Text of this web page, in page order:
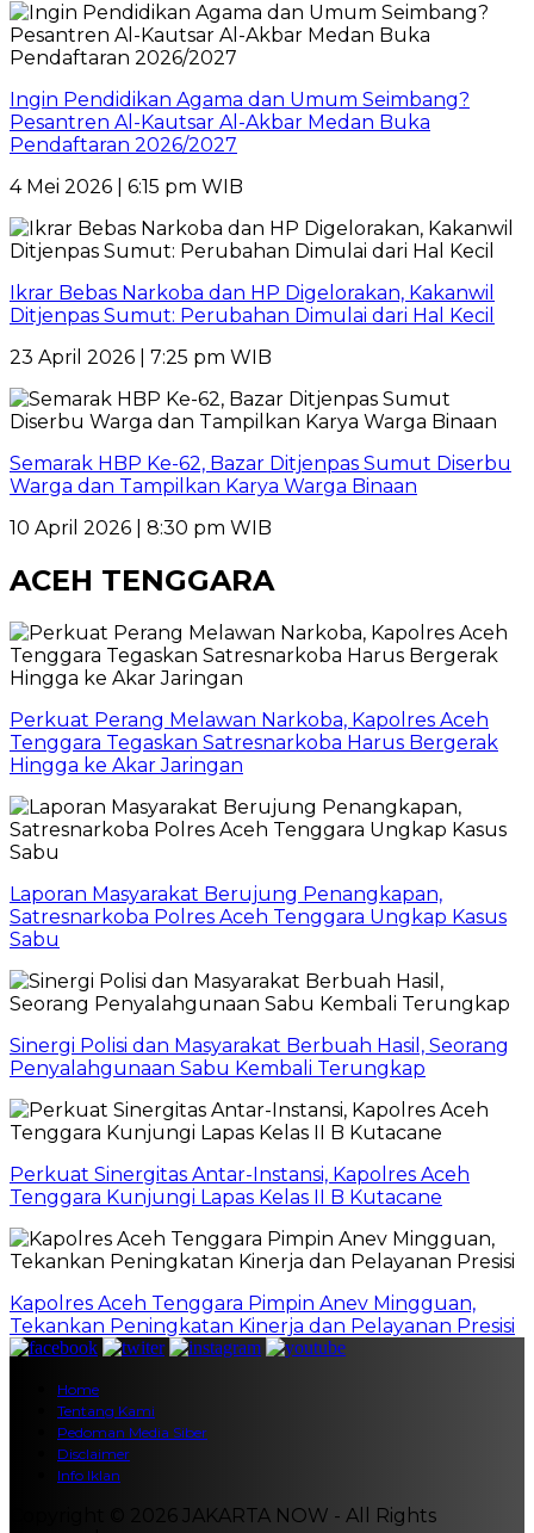
Ingin Pendidikan Agama dan Umum Seimbang?
Pesantren Al-Kautsar Al-Akbar Medan Buka
Pendaftaran 2026/2027
4 Mei 2026 | 6:15 pm WIB
Ikrar Bebas Narkoba dan HP Digelorakan, Kakanwil
Ditjenpas Sumut: Perubahan Dimulai dari Hal Kecil
23 April 2026 | 7:25 pm WIB
Semarak HBP Ke-62, Bazar Ditjenpas Sumut Diserbu
Warga dan Tampilkan Karya Warga Binaan
10 April 2026 | 8:30 pm WIB
ACEH TENGGARA
Perkuat Perang Melawan Narkoba, Kapolres Aceh
Tenggara Tegaskan Satresnarkoba Harus Bergerak
Hingga ke Akar Jaringan
Laporan Masyarakat Berujung Penangkapan,
Satresnarkoba Polres Aceh Tenggara Ungkap Kasus
Sabu
Sinergi Polisi dan Masyarakat Berbuah Hasil, Seorang
Penyalahgunaan Sabu Kembali Terungkap
Perkuat Sinergitas Antar-Instansi, Kapolres Aceh
Tenggara Kunjungi Lapas Kelas II B Kutacane
Kapolres Aceh Tenggara Pimpin Anev Mingguan,
Tekankan Peningkatan Kinerja dan Pelayanan Presisi
Home
Tentang Kami
Pedoman Media Siber
Disclaimer
Info Iklan
Copyright © 2026 JAKARTA NOW - All Rights